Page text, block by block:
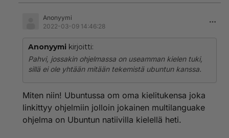
Anonyymi
2022-03-09 14:46:28
Anonyymi kirjoitti:
Pahvi, jossakin ohjelmassa on useamman kielen tuki,
sillä ei ole yhtään mitään tekemistä ubuntun kanssa.
Miten niin! Ubuntussa om oma kielitukensa joka
linkittyy ohjelmiin jolloin jokainen multilanguake
ohjelma on Ubuntun natiivilla kielellä heti.